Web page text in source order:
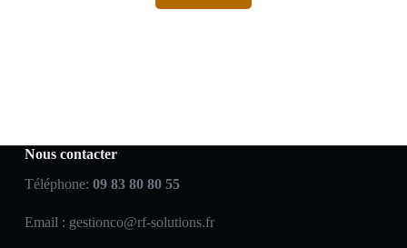
Nous contacter
Téléphone: 09 83 80 80 55
Email : gestionco@rf-solutions.fr